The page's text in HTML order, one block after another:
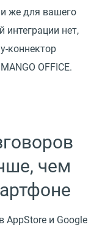
же для вашего
интеграции нет,
коннектор
OFFICE.
чем
AppStore и Google